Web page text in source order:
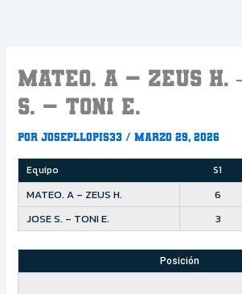
MATEO. A – ZEUS H.
S. – TONI E.
PorJosepllopis33/marzo 29, 2026
Equipo S1
MATEO. A – ZEUS H. 6
JOSE S. – TONI E.
3
Posición